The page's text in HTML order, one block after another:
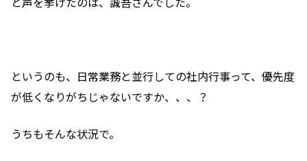
というのも、日常業務と並行しての社内行事って、優先度
が低くなりがちじゃないですか、、、？
うちもそんな状況で。